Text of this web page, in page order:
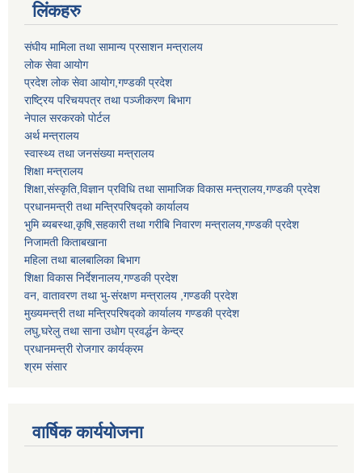
लिंकहरु
संघीय मामिला तथा सामान्य प्रसाशन मन्त्रालय
लोक सेवा आयोग
प्रदेश लोक सेवा आयोग,गण्डकी प्रदेश
राष्ट्रिय परिचयपत्र तथा पञ्जीकरण बिभाग
नेपाल सरकरको पोर्टल
अर्थ मन्त्रालय
स्वास्थ्य तथा जनसंख्या मन्त्रालय
शिक्षा मन्त्रालय
शिक्षा,संस्कृति,विज्ञान प्रविधि तथा सामाजिक विकास मन्त्रालय,गण्डकी प्रदेश
प्रधानमन्त्री तथा मन्त्रिपरिषद्को कार्यालय
भुमि ब्यबस्था,कृषि,सहकारी तथा गरीबि निवारण मन्त्रालय,गण्डकी प्रदेश
निजामती किताबखाना
महिला तथा बालबालिका बिभाग
शिक्षा विकास निर्देशनालय,गण्डकी प्रदेश
वन, वातावरण तथा भु-संरक्षण मन्त्रालय ,गण्डकी प्रदेश
मुख्यमन्त्री तथा मन्त्रिपरिषद्को कार्यालय गण्डकी प्रदेश
लघु,घरेलु तथा साना उधोग प्रवर्द्धन केन्द्र
प्रधानमन्त्री रोजगार कार्यक्रम
श्रम संसार
वार्षिक कार्ययोजना